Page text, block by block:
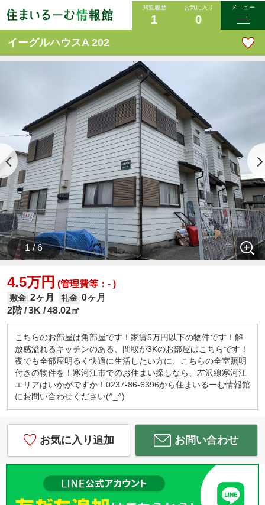
閲覧履歴
1
お気に入り
0
メニュー
イーグルハウスA 202
1 / 6
4.5万円 (管理費等：- )
敷金 2ヶ月 礼金 0ヶ月
2階 3K 48.02㎡
こちらのお部屋は角部屋です！家賃5万円以下の物件です！解
放感溢れるキッチンのある、間取が3Kのお部屋はこちらです！
夜でも全部屋明るく快適に生活したい方に、こちらの全室照明
付きの物件を！寒河江市でのお住まい探しなら、左沢線寒河江
エリアはいかがですか！0237-86-6396から住まいるーむ情報館
にお問い合わせください(^_^)
お気に入り追加 お問い合わせ